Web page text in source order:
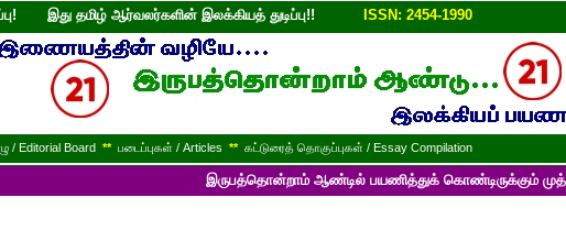
இது தமிழ் ஆர்வலர்களின் இலக்கியத் துடிப்பு!! ISSN: 2454-1990
/ Editorial Board ** படைப்புகள் / Articles ** கட்டுரைத் தொகுப்புகள் / Essay Compilation
இருபத்தொன்றாம் ஆண்டில் பயணித்துக் கொண்டிருக்கும்